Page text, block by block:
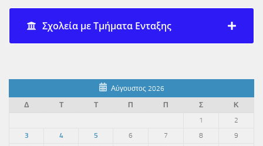
Σχολεία με Τμήματα Ενταξης
Αύγουστος 2026
Δ
Τ Τ Π Π Σ
Κ
1
2
3
4 5 6 7 8
9